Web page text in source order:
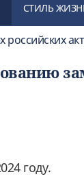
СТИЛЬ
году.